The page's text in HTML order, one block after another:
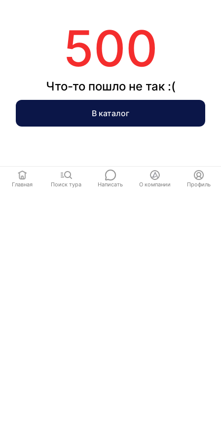
500
Что-то пошло не так :(
В каталог
Главная Поиск тура Написать О компании Профиль